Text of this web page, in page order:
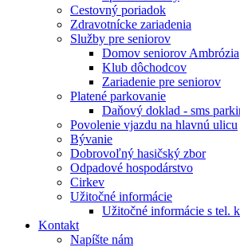
Cestovný poriadok
Zdravotnícke zariadenia
Služby pre seniorov
Domov seniorov Ambrózia
Klub dôchodcov
Zariadenie pre seniorov
Platené parkovanie
Daňový doklad - sms
Povolenie vjazdu na hlavnú ulicu
Bývanie
Dobrovoľný hasičský zbor
Odpadové hospodárstvo
Cirkev
Užitočné informácie
Užitočné informácie s tel.
Kontakt
Napíšte nám